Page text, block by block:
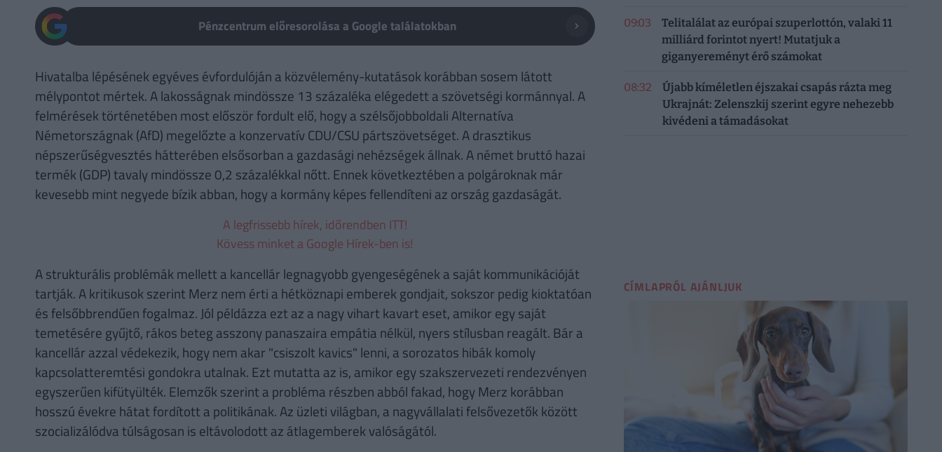
Pénzcentrum előresorolása a Google találatokban
Hivatalba lépésének egyéves évfordulóján a közvélemény-kutatások korábban sosem látott
mélypontot mértek. A lakosságnak mindössze 13 százaléka elégedett a szövetségi kormánnyal. A
felmérések történetében most először fordult elő, hogy a szélsőjobboldali Alternatíva
Németországnak (AfD) megelőzte a konzervatív CDU/CSU pártszövetséget. A drasztikus
népszerűségvesztés hátterében elsősorban a gazdasági nehézségek állnak. A német bruttó hazai
termék (GDP) tavaly mindössze 0,2 százalékkal nőtt. Ennek következtében a polgároknak már
kevesebb mint negyede bízik abban, hogy a kormány képes fellendíteni az ország gazdaságát.
A legfrissebb hírek, időrendben ITT!
Kövess minket a Google Hírek-ben is!
A strukturális problémák mellett a kancellár legnagyobb gyengeségének a saját kommunikációját
tartják. A kritikusok szerint Merz nem érti a hétköznapi emberek gondjait, sokszor pedig kioktatóan
és felsőbbrendűen fogalmaz. Jól példázza ezt az a nagy vihart kavart eset, amikor egy saját
temetésére gyűjtő, rákos beteg asszony panaszaira empátia nélkül, nyers stílusban reagált. Bár a
kancellár azzal védekezik, hogy nem akar "csiszolt kavics" lenni, a sorozatos hibák komoly
kapcsolatteremtési gondokra utalnak. Ezt mutatta az is, amikor egy szakszervezeti rendezvényen
egyszerűen kifütyülték. Elemzők szerint a probléma részben abból fakad, hogy Merz korábban
hosszú évekre hátat fordított a politikának. Az üzleti világban, a nagyvállalati felsővezetők között
szocializálódva túlságosan is eltávolodott az átlagemberek valóságától.
09:03
Telitalálat az európai szuperlottón, valaki 11
milliárd forintot nyert! Mutatjuk a
giganyereményt érő számokat
08:32
Újabb kíméletlen éjszakai csapás rázta meg
Ukrajnát: Zelenszkij szerint egyre nehezebb
kivédeni a támadásokat
CÍMLAPRÓL AJÁNLJUK